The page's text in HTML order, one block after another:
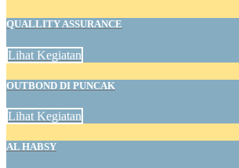
QUALLITY ASSURANCE
Lihat Kegiatan
OUTBOND DI PUNCAK
Lihat Kegiatan
AL HABSY